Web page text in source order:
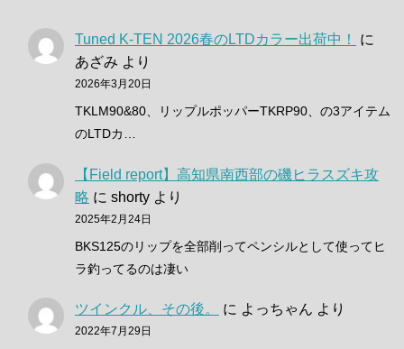
Tuned K-TEN 2026春のLTDカラー出荷中！
に
あざみ より
2026年3月20日
TKLM90&80、リップルポッパーTKRP90、の3アイテム
のLTDカ…
【Field report】高知県南西部の磯ヒラスズキ攻
略 に shorty より
2025年2月24日
BKS125のリップを全部削ってペンシルとして使ってヒ
ラ釣ってるのは凄い
ツインクル、その後。 に よっちゃん より
2022年7月29日